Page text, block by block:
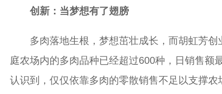
创新：当梦想有了翅膀
多肉落地生根，梦想茁壮成长，而胡虹芳创
庭农场内的多肉品种已经超过600种，日销售额
认识到，仅仅依靠多肉的零散销售不足以支撑农